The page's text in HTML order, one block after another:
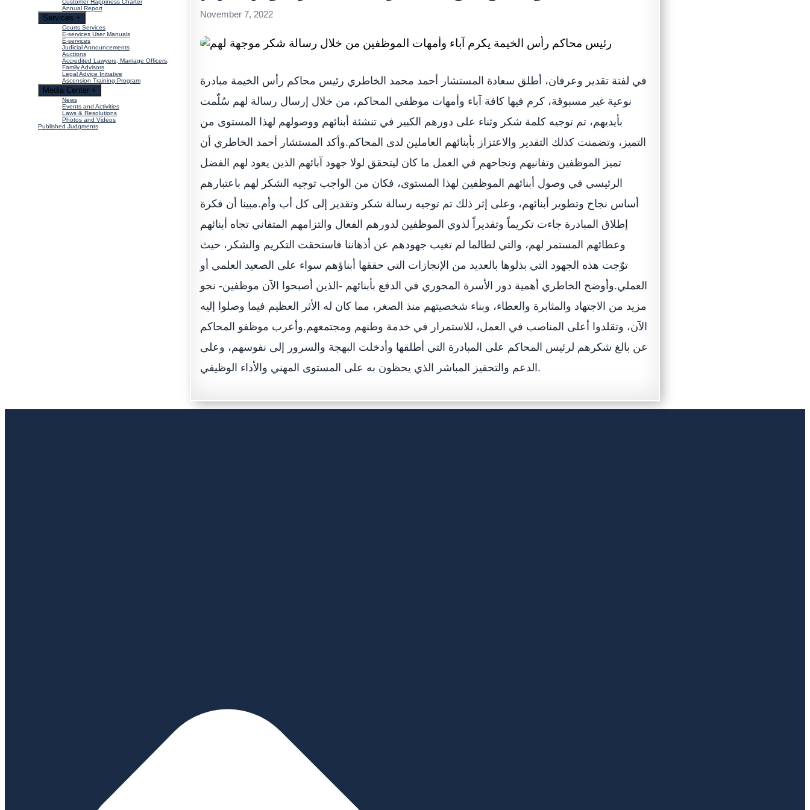
Annual Report
Services +
Courts Services
E-services User Manuals
E-services
Judicial Announcements
Auctions
Accredited Lawyers, Marriage Officers,
Family Advisors
Legal Advice Initiative
Ascension Training Program
Media Center +
News
Events and Activities
Laws & Resolutions
Photos and Videos
Published Judgments
November 7, 2022
في لفتة تقدير وعرفان، أطلق سعادة المستشار أحمد محمد الخاطري رئيس محاكم رأس الخيمة مبادرة
نوعية غير مسبوقة، كرم فيها كافة آباء وأمهات موظفي المحاكم، من خلال إرسال رسالة لهم سُلّمت
بأيديهم، تم توجيه كلمة شكر وثناء على دورهم الكبير في تنشئة أبنائهم ووصولهم لهذا المستوى من
التميز، وتضمنت كذلك التقدير والاعتزاز بأبنائهم العاملين لدى المحاكم.وأكد المستشار أحمد الخاطري أن
تميز الموظفين وتفانيهم ونجاحهم في العمل ما كان ليتحقق لولا جهود آبائهم الذين يعود لهم الفضل
الرئيسي في وصول أبنائهم الموظفين لهذا المستوى، فكان من الواجب توجيه الشكر لهم باعتبارهم
أساس نجاح وتطوير أبنائهم، وعلى إثر ذلك تم توجيه رسالة شكر وتقدير إلى كل أب وأم.مبينا أن فكرة
إطلاق المبادرة جاءت تكريماً وتقديراً لذوي الموظفين لدورهم الفعال والتزامهم المتفاني تجاه أبنائهم
وعطائهم المستمر لهم، والتي لطالما لم تغيب جهودهم عن أذهاننا فاستحقت التكريم والشكر، حيث
توّجت هذه الجهود التي بذلوها بالعديد من الإنجازات التي حققها أبناؤهم سواء على الصعيد العلمي أو
العملي.وأوضح الخاطري أهمية دور الأسرة المحوري في الدفع بأبنائهم -الذين أصبحوا الآن موظفين- نحو
مزيد من الاجتهاد والمثابرة والعطاء، وبناء شخصيتهم منذ الصغر، مما كان له الأثر العظيم فيما وصلوا إليه
الآن، وتقلدوا أعلى المناصب في العمل، للاستمرار في خدمة وطنهم ومجتمعهم.وأعرب موظفو المحاكم
عن بالغ شكرهم لرئيس المحاكم على المبادرة التي أطلقها وأدخلت البهجة والسرور إلى نفوسهم، وعلى
الدعم والتحفيز المباشر الذي يحظون به على المستوى المهني والأداء الوظيفي.